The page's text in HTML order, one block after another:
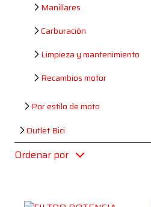
Manillares
Carburación
Limpieza y mantenimiento
Recambios motor
Por estilo de moto
Outlet Bici
Ordenar por